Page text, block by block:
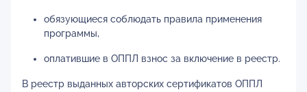
обязующиеся соблюдать правила применения
программы,
оплатившие в ОППЛ взнос за включение в реестр.
В реестр выданных авторских сертификатов ОППЛ